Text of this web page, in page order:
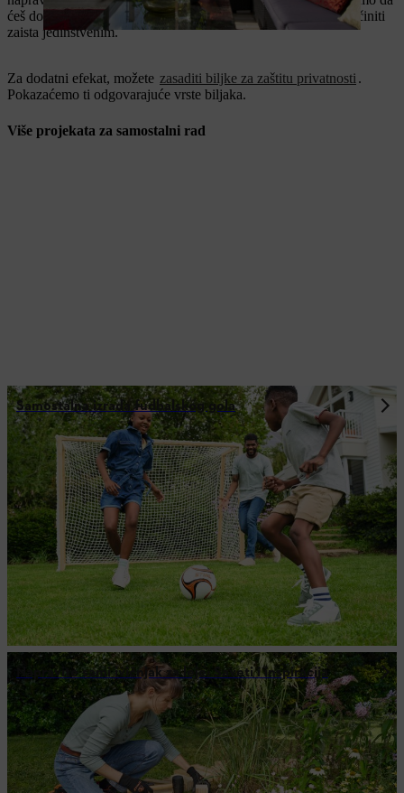
ćeš dobiti opušteniji vizuelni efekat, nego ćeš i sopstveni vrt učiniti
zaista jedinstvenim.
Za dodatni efekat, možete zasaditi biljke za zaštitu privatnosti .
Pokazaćemo ti odgovarajuće vrste biljaka.
Više projekata za samostalni rad
Samostalna izrada fudbalskog gola
Napravite sami ivičnjak za leje: Saveti i inspiracija